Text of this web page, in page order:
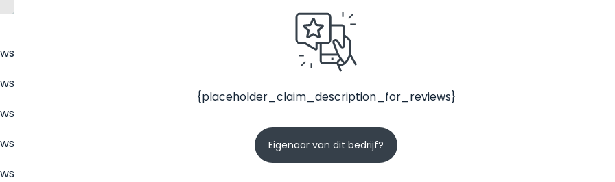
{placeholder_claim_description_for_reviews}
Eigenaar van dit bedrijf?